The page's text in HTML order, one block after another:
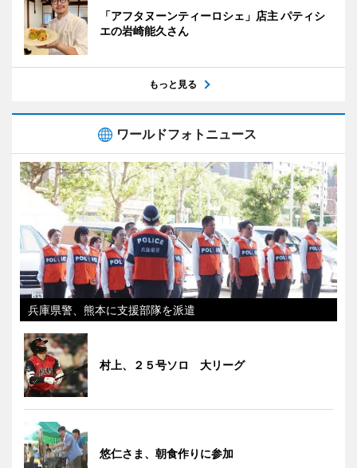
「アフタヌーンティーロシェ」店主 パティシ
エの岩崎能久さん
もっと見る
ワールドフォトニュース
兵庫県警、熊本に支援部隊を派遣
村上、２５号ソロ 大リーグ
悠仁さま、朝食作りに参加